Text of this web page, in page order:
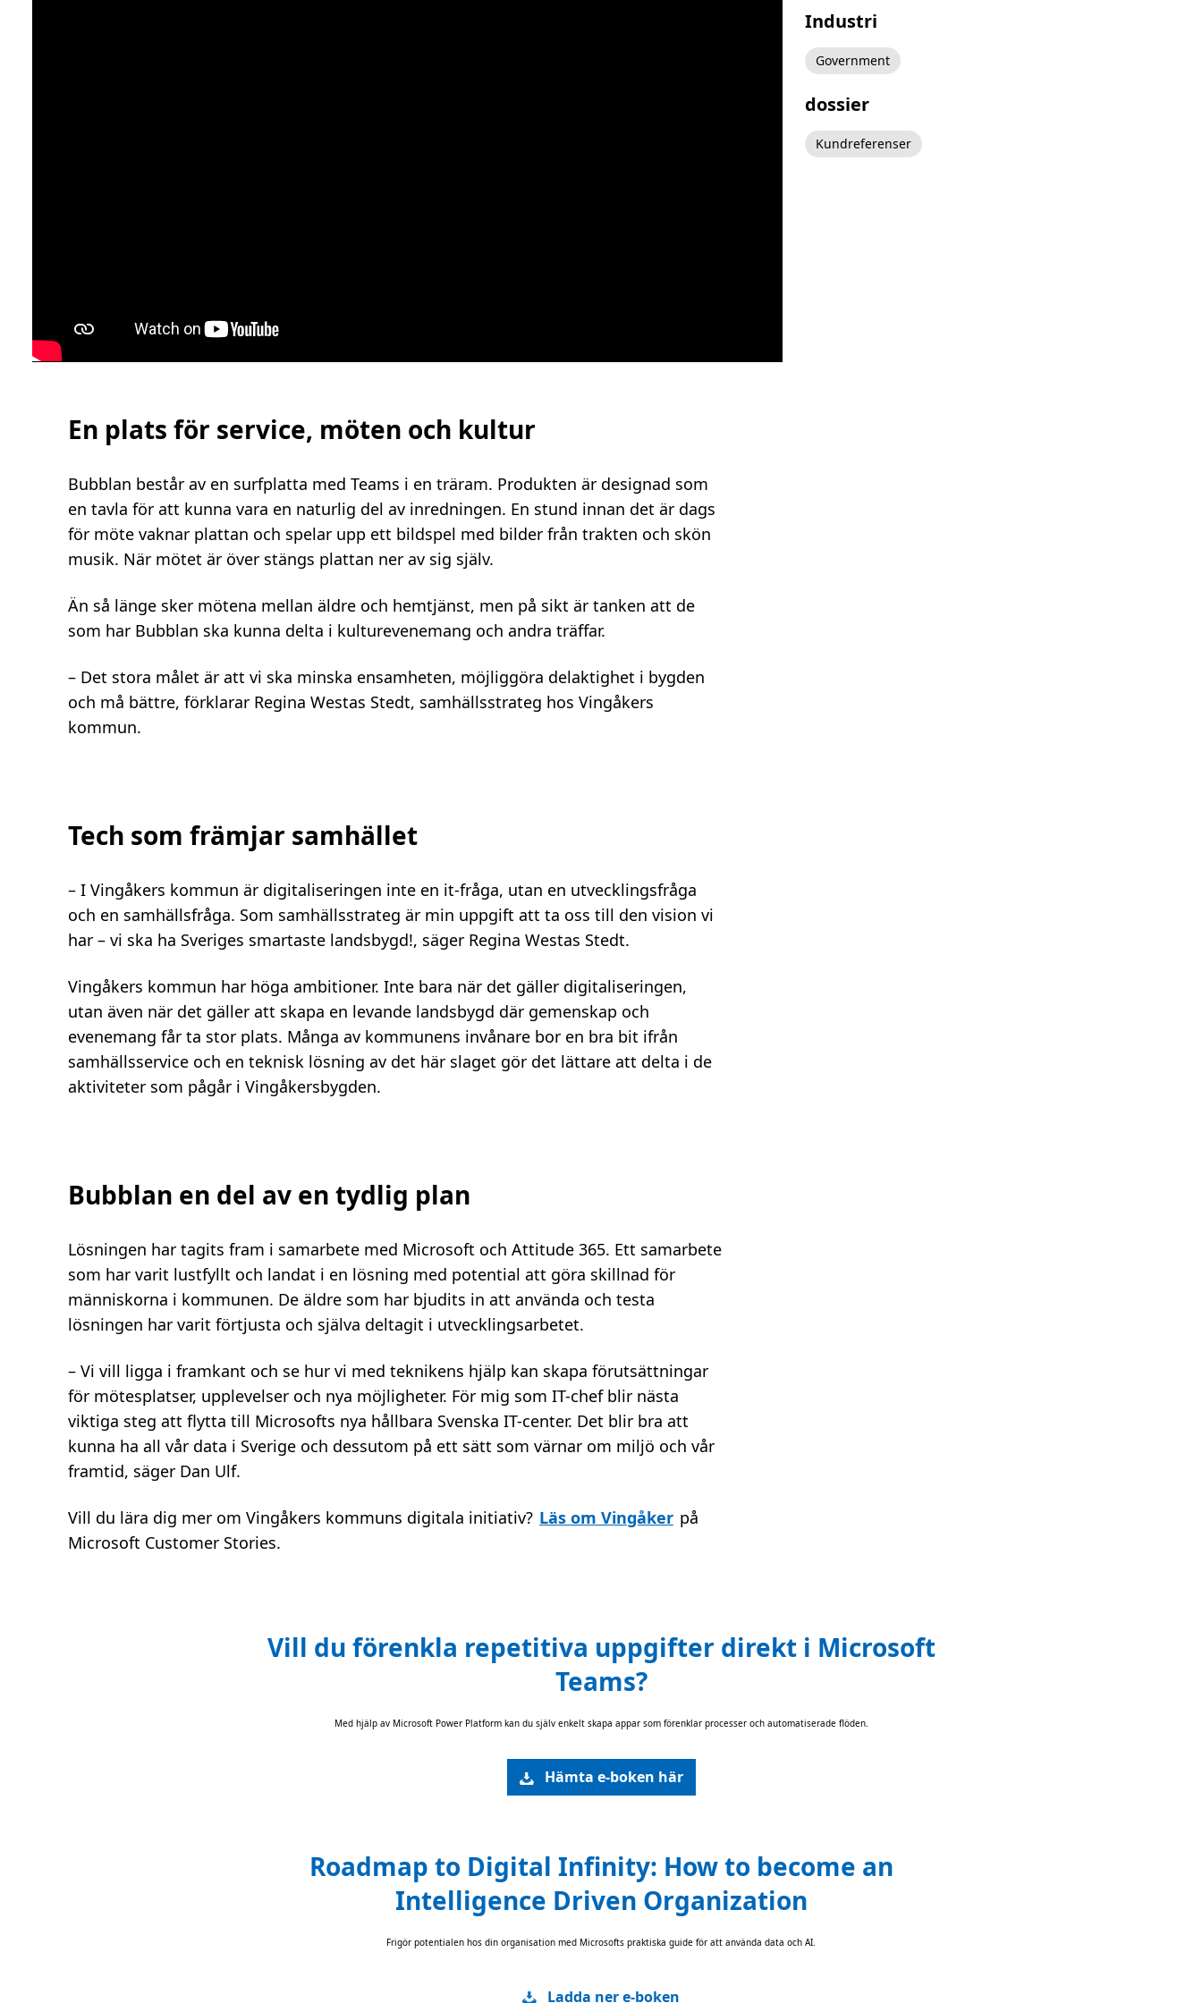
En plats för service, möten och kultur
Bubblan består av en surfplatta med Teams i en träram. Produkten är designad som
en tavla för att kunna vara en naturlig del av inredningen. En stund innan det är dags
för möte vaknar plattan och spelar upp ett bildspel med bilder från trakten och skön
musik. När mötet är över stängs plattan ner av sig själv.
Än så länge sker mötena mellan äldre och hemtjänst, men på sikt är tanken att de
som har Bubblan ska kunna delta i kulturevenemang och andra träffar.
– Det stora målet är att vi ska minska ensamheten, möjliggöra delaktighet i bygden
och må bättre, förklarar Regina Westas Stedt, samhällsstrateg hos Vingåkers
kommun.
Tech som främjar samhället
– I Vingåkers kommun är digitaliseringen inte en it-fråga, utan en utvecklingsfråga
och en samhällsfråga. Som samhällsstrateg är min uppgift att ta oss till den vision vi
har – vi ska ha Sveriges smartaste landsbygd!, säger Regina Westas Stedt.
Vingåkers kommun har höga ambitioner. Inte bara när det gäller digitaliseringen,
utan även när det gäller att skapa en levande landsbygd där gemenskap och
evenemang får ta stor plats. Många av kommunens invånare bor en bra bit ifrån
samhällsservice och en teknisk lösning av det här slaget gör det lättare att delta i de
aktiviteter som pågår i Vingåkersbygden.
Bubblan en del av en tydlig plan
Lösningen har tagits fram i samarbete med Microsoft och Attitude 365. Ett samarbete
som har varit lustfyllt och landat i en lösning med potential att göra skillnad för
människorna i kommunen. De äldre som har bjudits in att använda och testa
lösningen har varit förtjusta och själva deltagit i utvecklingsarbetet.
– Vi vill ligga i framkant och se hur vi med teknikens hjälp kan skapa förutsättningar
för mötesplatser, upplevelser och nya möjligheter. För mig som IT-chef blir nästa
viktiga steg att flytta till Microsofts nya hållbara Svenska IT-center. Det blir bra att
kunna ha all vår data i Sverige och dessutom på ett sätt som värnar om miljö och vår
framtid, säger Dan Ulf.
Vill du lära dig mer om Vingåkers kommuns digitala initiativ? Läs om Vingåker på
Microsoft Customer Stories.
Industri
Government
dossier
Kundreferenser
Vill du förenkla repetitiva uppgifter direkt i Microsoft
Teams?
Med hjälp av Microsoft Power Platform kan du själv enkelt skapa appar som förenklar processer och automatiserade flöden.
Hämta e-boken här
Roadmap to Digital Infinity: How to become an
Intelligence Driven Organization
Frigör potentialen hos din organisation med Microsofts praktiska guide för att använda data och AI.
Ladda ner e-boken